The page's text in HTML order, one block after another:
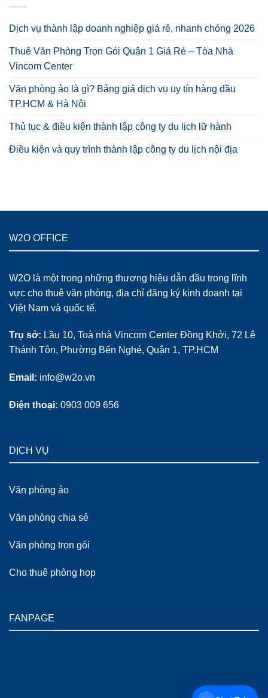
Dịch vụ thành lập doanh nghiệp giá rẻ, nhanh chóng 2026
Thuê Văn Phòng Trọn Gói Quận 1 Giá Rẻ – Tòa Nhà
Vincom Center
Văn phòng ảo là gì? Bảng giá dịch vụ uy tín hàng đầu
TP.HCM & Hà Nội
Thủ tục & điều kiện thành lập công ty du lịch lữ hành
Điều kiện và quy trình thành lập công ty du lịch nội địa
W2O OFFICE
W2O là một trong những thương hiệu dẫn đầu trong lĩnh
vực cho thuê văn phòng, địa chỉ đăng ký kinh doanh tại
Việt Nam và quốc tế.
Trụ sở: Lầu 10, Toà nhà Vincom Center Đồng Khởi, 72 Lê
Thánh Tôn, Phường Bến Nghé, Quận 1, TP.HCM
Email: info@w2o.vn
Điện thoại: 0903 009 656
DỊCH VỤ
Văn phòng ảo
Văn phòng chia sẻ
Văn phòng trọn gói
Cho thuê phòng họp
FANPAGE